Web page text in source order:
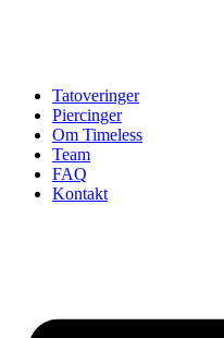
Tatoveringer
Piercinger
Om Timeless
Team
FAQ
Kontakt